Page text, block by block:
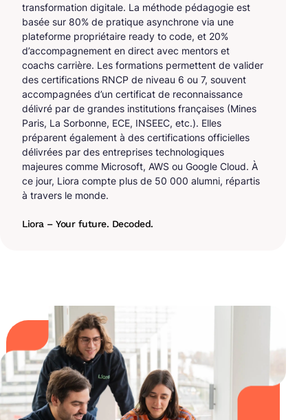
transformation digitale. La méthode pédagogie est
basée sur 80% de pratique asynchrone via une
plateforme propriétaire ready to code, et 20%
d’accompagnement en direct avec mentors et
coachs carrière. Les formations permettent de valider
des certifications RNCP de niveau 6 ou 7, souvent
accompagnées d’un certificat de reconnaissance
délivré par de grandes institutions françaises (Mines
Paris, La Sorbonne, ECE, INSEEC, etc.). Elles
préparent également à des certifications officielles
délivrées par des entreprises technologiques
majeures comme Microsoft, AWS ou Google Cloud. À
ce jour, Liora compte plus de 50 000 alumni, répartis
à travers le monde.
Liora – Your future. Decoded.